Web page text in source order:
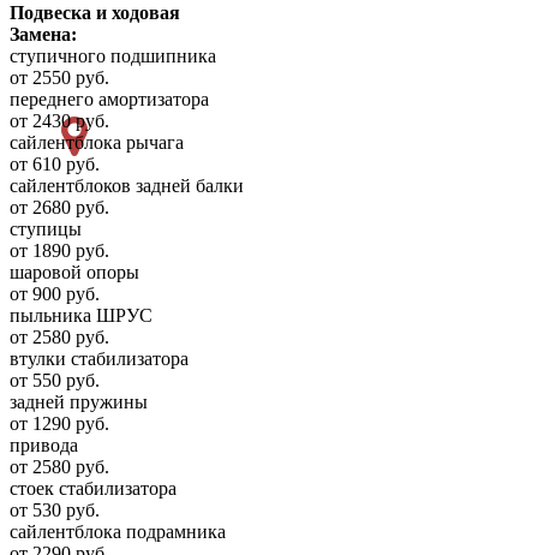
Подвеска и ходовая
Замена:
ступичного подшипника
от 2550 руб.
переднего амортизатора
от 2430 руб.
сайлентблока рычага
от 610 руб.
сайлентблоков задней балки
от 2680 руб.
ступицы
от 1890 руб.
шаровой опоры
от 900 руб.
пыльника ШРУС
от 2580 руб.
втулки стабилизатора
от 550 руб.
задней пружины
от 1290 руб.
привода
от 2580 руб.
стоек стабилизатора
от 530 руб.
сайлентблока подрамника